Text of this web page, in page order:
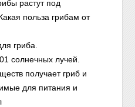
растут под
польза грибам от
гриба.
солнечных лучей.
получает гриб и
для питания и